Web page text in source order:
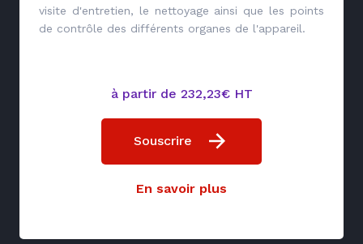
visite d'entretien, le nettoyage ainsi que les points
de contrôle des différents organes de l'appareil.
à partir de 232,23€ HT
Souscrire
En savoir plus